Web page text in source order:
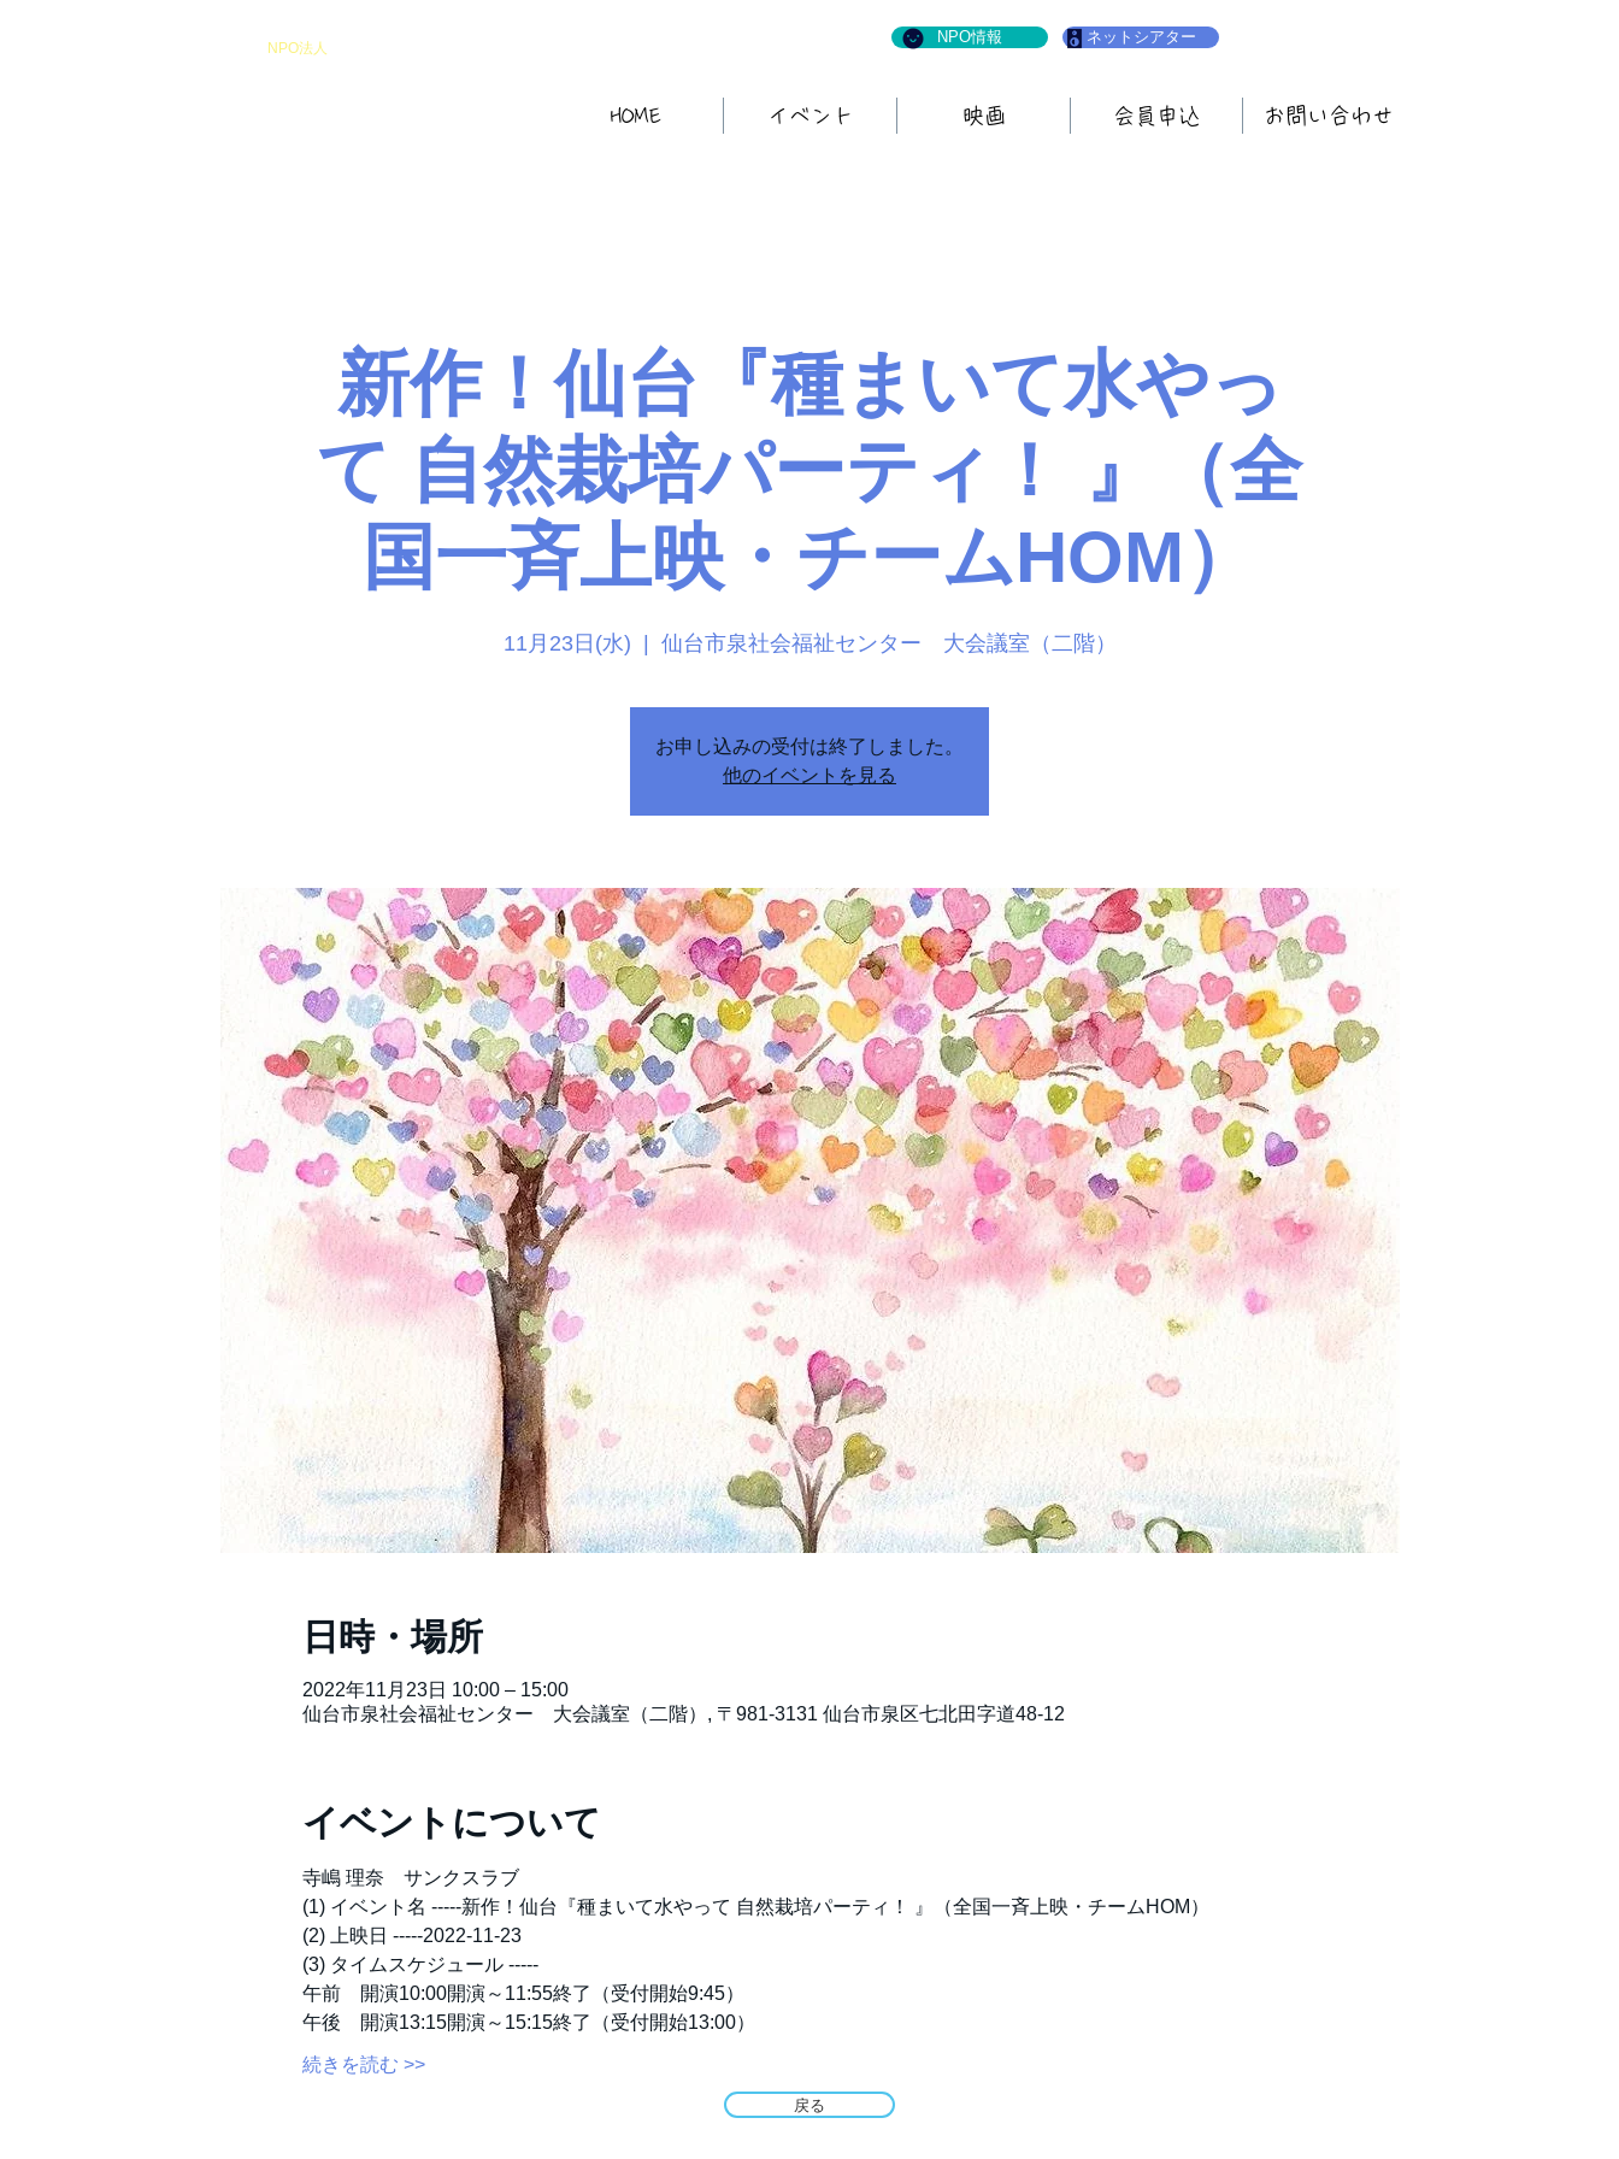
​NPO法人
NPO情報 ネットシアター
HOME イベント 映画 会員申込 お問い合わせ
新作！仙台『種まいて水やっ
て 自然栽培パーティ！ 』（全
国一斉上映・チームHOM）
11月23日(水) 仙台市泉社会福祉センター 大会議室（二階）
お申し込みの受付は終了しました。
他のイベントを見る
日時・場所
2022年11月23日 10:00 – 15:00
仙台市泉社会福祉センター 大会議室（二階）, 〒981-3131 仙台市泉区七北田字道48-12
イベントについて
寺嶋 理奈　サンクスラブ
(1) イベント名 -----新作！仙台『種まいて水やって 自然栽培パーティ！ 』（全国一斉上映・チームHOM）
(2) 上映日 -----2022-11-23
(3) タイムスケジュール -----
午前　開演10:00開演～11:55終了（受付開始9:45）
午後　開演13:15開演～15:15終了（受付開始13:00）
続きを読む >>
戻る